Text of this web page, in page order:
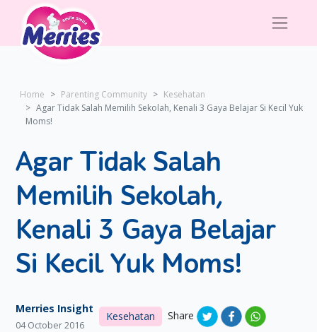
Home Parenting Community
Kesehatan
Agar Tidak Salah Memilih Sekolah, Kenali 3 Gaya Belajar Si Kecil Yuk
Moms!
Agar Tidak Salah
Memilih Sekolah,
Kenali 3 Gaya Belajar
Si Kecil Yuk Moms!
Merries Insight
04 October 2016
Kesehatan Share